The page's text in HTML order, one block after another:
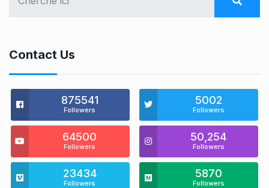
Contact Us
875541
Followers
5002
Followers
64500
Followers
50,254
Followers
23434
Followers
5870
Followers